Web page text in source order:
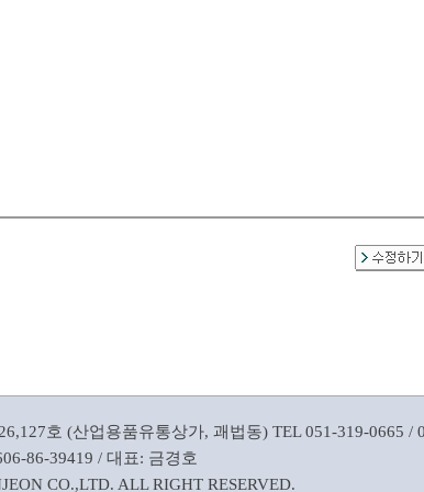
호 (산업용품유통상가, 괘법동) TEL 051-319-0665 /
86-39419 / 대표: 금경호
CO.,LTD. ALL RIGHT RESERVED.